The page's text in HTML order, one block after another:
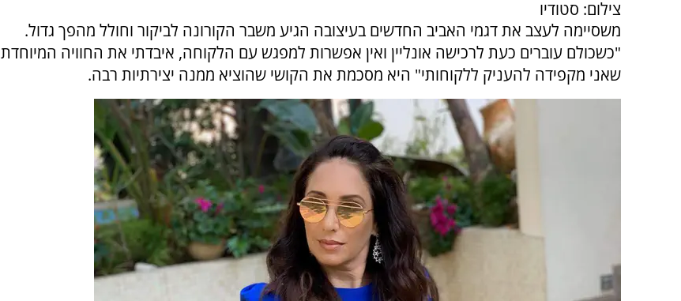
צילום: סטודיו
משסיימה לעצב את דגמי האביב החדשים בעיצובה הגיע משבר הקורונה לביקור וחולל מהפך גדול.
"כשכולם עוברים כעת לרכישה אונליין ואין אפשרות למפגש עם הלקוחה, איבדתי את החוויה המיוחדת
שאני מקפידה להעניק ללקוחותי" היא מסכמת את הקושי שהוציא ממנה יצירתיות רבה.